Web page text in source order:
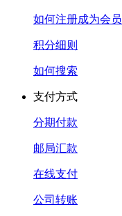
如何注册成为会员
积分细则
如何搜索
支付方式
分期付款
邮局汇款
在线支付
公司转账